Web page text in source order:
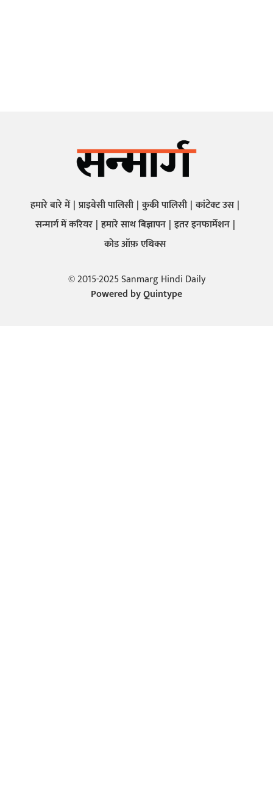
हमारे बारे में प्राइवेसी पालिसी कुकी पालिसी कांटेक्ट उस
सन्मार्ग में करियर हमारे साथ बिज्ञापन इतर इनफार्मेशन
कोड ऑफ़ एथिक्स
© 2015-2025 Sanmarg Hindi Daily
Powered byQuintype